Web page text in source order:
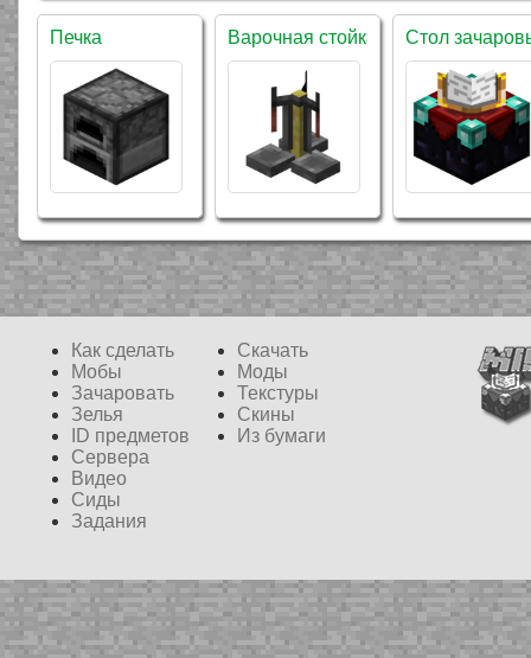
Печка Варочная стойка Стол
Как сделать
Мобы
Зачаровать
Зелья
ID предметов
Сервера
Видео
Сиды
Задания
Скачать
Моды
Текстуры
Скины
Из бумаги